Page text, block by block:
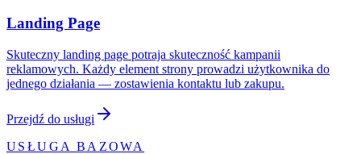
Landing Page
Skuteczny landing page potraja skuteczność kampanii
reklamowych. Każdy element strony prowadzi użytkownika do
jednego działania — zostawienia kontaktu lub zakupu.
Przejdź do usługi
USŁUGA BAZOWA